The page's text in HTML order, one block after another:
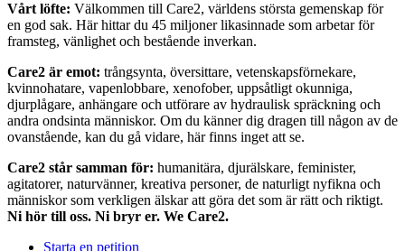
Vårt löfte: Välkommen till Care2, världens största gemenskap för
en god sak. Här hittar du 45 miljoner likasinnade som arbetar för
framsteg, vänlighet och bestående inverkan.
Care2 är emot: trångsynta, översittare, vetenskapsförnekare,
kvinnohatare, vapenlobbare, xenofober, uppsåtligt okunniga,
djurplågare, anhängare och utförare av hydraulisk spräckning och
andra ondsinta människor. Om du känner dig dragen till någon av de
ovanstående, kan du gå vidare, här finns inget att se.
Care2 står samman för: humanitära, djurälskare, feminister,
agitatorer, naturvänner, kreativa personer, de naturligt nyfikna och
människor som verkligen älskar att göra det som är rätt och riktigt.
Ni hör till oss. Ni bryr er. We Care2.
Starta en petition